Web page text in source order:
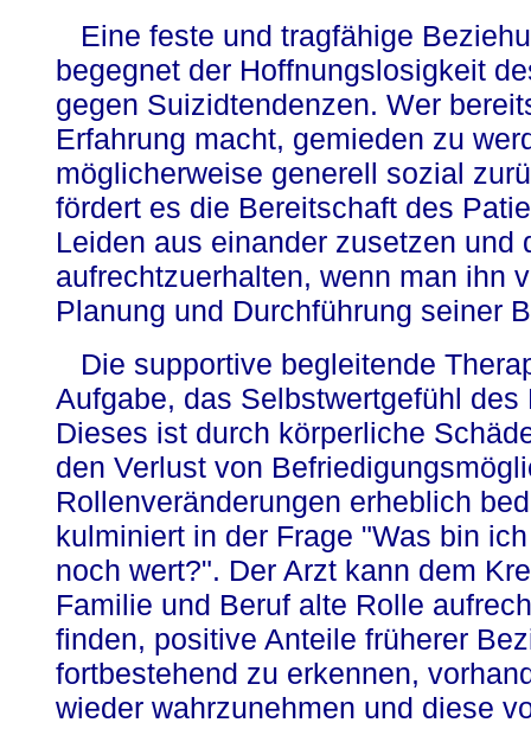
Eine feste und tragfähige
begegnet der Hoffnungslosigkeit
gegen Suizidtendenzen. Wer
Erfahrung macht, gemieden zu
möglicherweise generell sozial
fördert es die Bereitschaft des
Leiden aus einander zusetzen und
aufrechtzuerhalten, wenn man ihn
Planung und Durchführung seiner
Die supportive begleitende
Aufgabe, das Selbstwertgefühl
Dieses ist durch körperliche
den Verlust von
Rollenveränderungen erheblich
kulminiert in der Frage "Was bin
noch wert?". Der Arzt kann dem
Familie und Beruf alte Rolle
finden, positive Anteile früherer
fortbestehend zu erkennen,
wieder wahrzunehmen und diese